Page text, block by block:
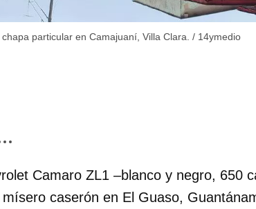
particular en Camajuaní, Villa Clara. / 14ymedio
Camaro ZL1 –blanco y negro, 650
caserón en El Guaso,